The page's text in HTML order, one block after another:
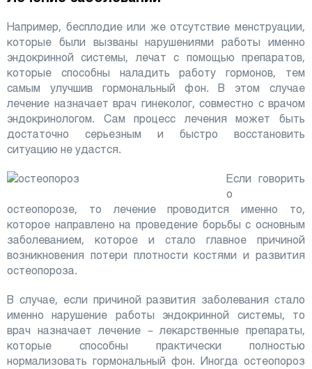
Например, бесплодие или же отсутствие менструации,
которые были вызваны нарушениями работы именно
эндокринной системы, лечат с помощью препаратов,
которые способны наладить работу гормонов, тем
самым улучшив гормональный фон. В этом случае
лечение назначает врач гинеколог, совместно с врачом
эндокринологом. Сам процесс лечения может быть
достаточно серьезным и быстро восстановить
ситуацию не удастся.
Если говорить
о
остеопорозе, то лечение проводится именно то,
которое направлено на проведение борьбы с основным
заболеванием, которое и стало главное причиной
возникновения потери плотности костями и развития
остеопороза.
В случае, если причиной развития заболевания стало
именно нарушение работы эндокринной системы, то
врач назначает лечение – лекарственные препараты,
которые способны практически полностью
нормализовать гормональный фон. Иногда остеопороз